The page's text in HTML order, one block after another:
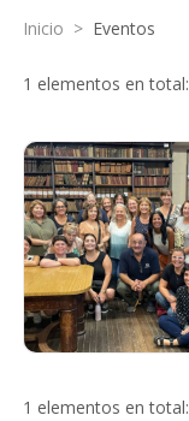
Inicio > Eventos
1 elementos en total:
1 elementos en total: